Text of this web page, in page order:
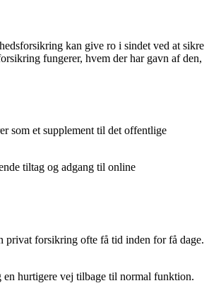
kan give ro i sindet ved at sikre
fungerer, hvem der har gavn af den,
som et supplement til det offentlige
tiltag og adgang til online
privat forsikring ofte få tid inden for få dage.
en hurtigere vej tilbage til normal funktion.